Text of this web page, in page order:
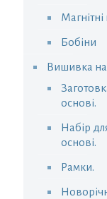
Магнітні
Бобіни
Вишивка на
основі.
Набір
основі.
Рамки.